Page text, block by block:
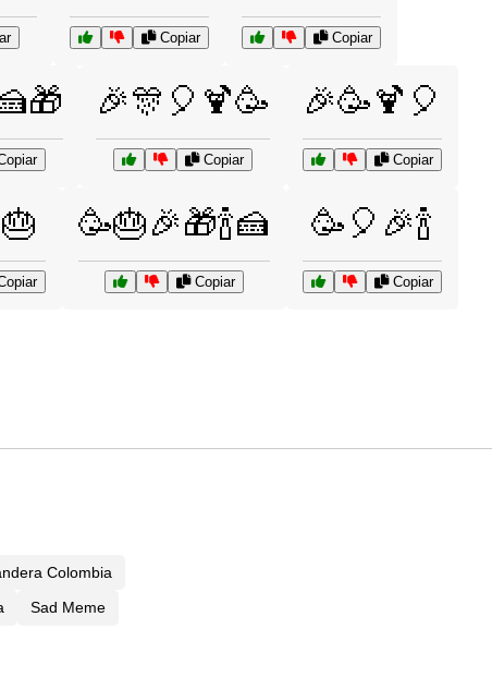
Copiar Copiar
🎉🎊🎈🍹🥳
Copiar
🎉🥳🍹🎈
Copiar
🥳🎂🎉🎁🍾🍰
Copiar
🥳🎈🎉🍾
Copiar
Colombia
Sad Meme